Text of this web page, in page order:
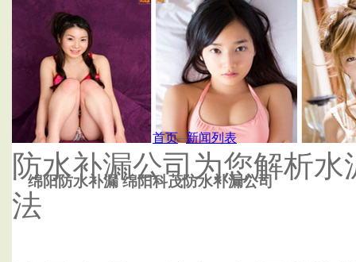
绵阳防水补漏 绵阳科茂防水补漏公司
杭州泰鑫防水补漏公司
首页--新闻列表
防水补漏公司为您解析
法